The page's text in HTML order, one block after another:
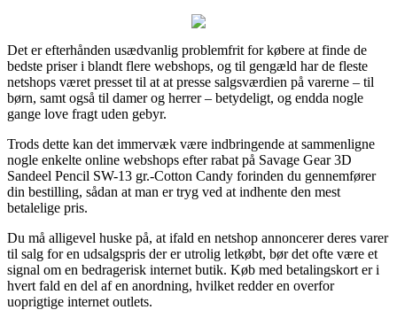
Det er efterhånden usædvanlig problemfrit for købere at finde de
bedste priser i blandt flere webshops, og til gengæld har de fleste
netshops været presset til at at presse salgsværdien på varerne – til
børn, samt også til damer og herrer – betydeligt, og endda nogle
gange love fragt uden gebyr.
Trods dette kan det immervæk være indbringende at sammenligne
nogle enkelte online webshops efter rabat på Savage Gear 3D
Sandeel Pencil SW-13 gr.-Cotton Candy forinden du gennemfører
din bestilling, sådan at man er tryg ved at indhente den mest
betalelige pris.
Du må alligevel huske på, at ifald en netshop annoncerer deres varer
til salg for en udsalgspris der er utrolig letkøbt, bør det ofte være et
signal om en bedragerisk internet butik. Køb med betalingskort er i
hvert fald en del af en anordning, hvilket redder en overfor
uoprigtige internet outlets.